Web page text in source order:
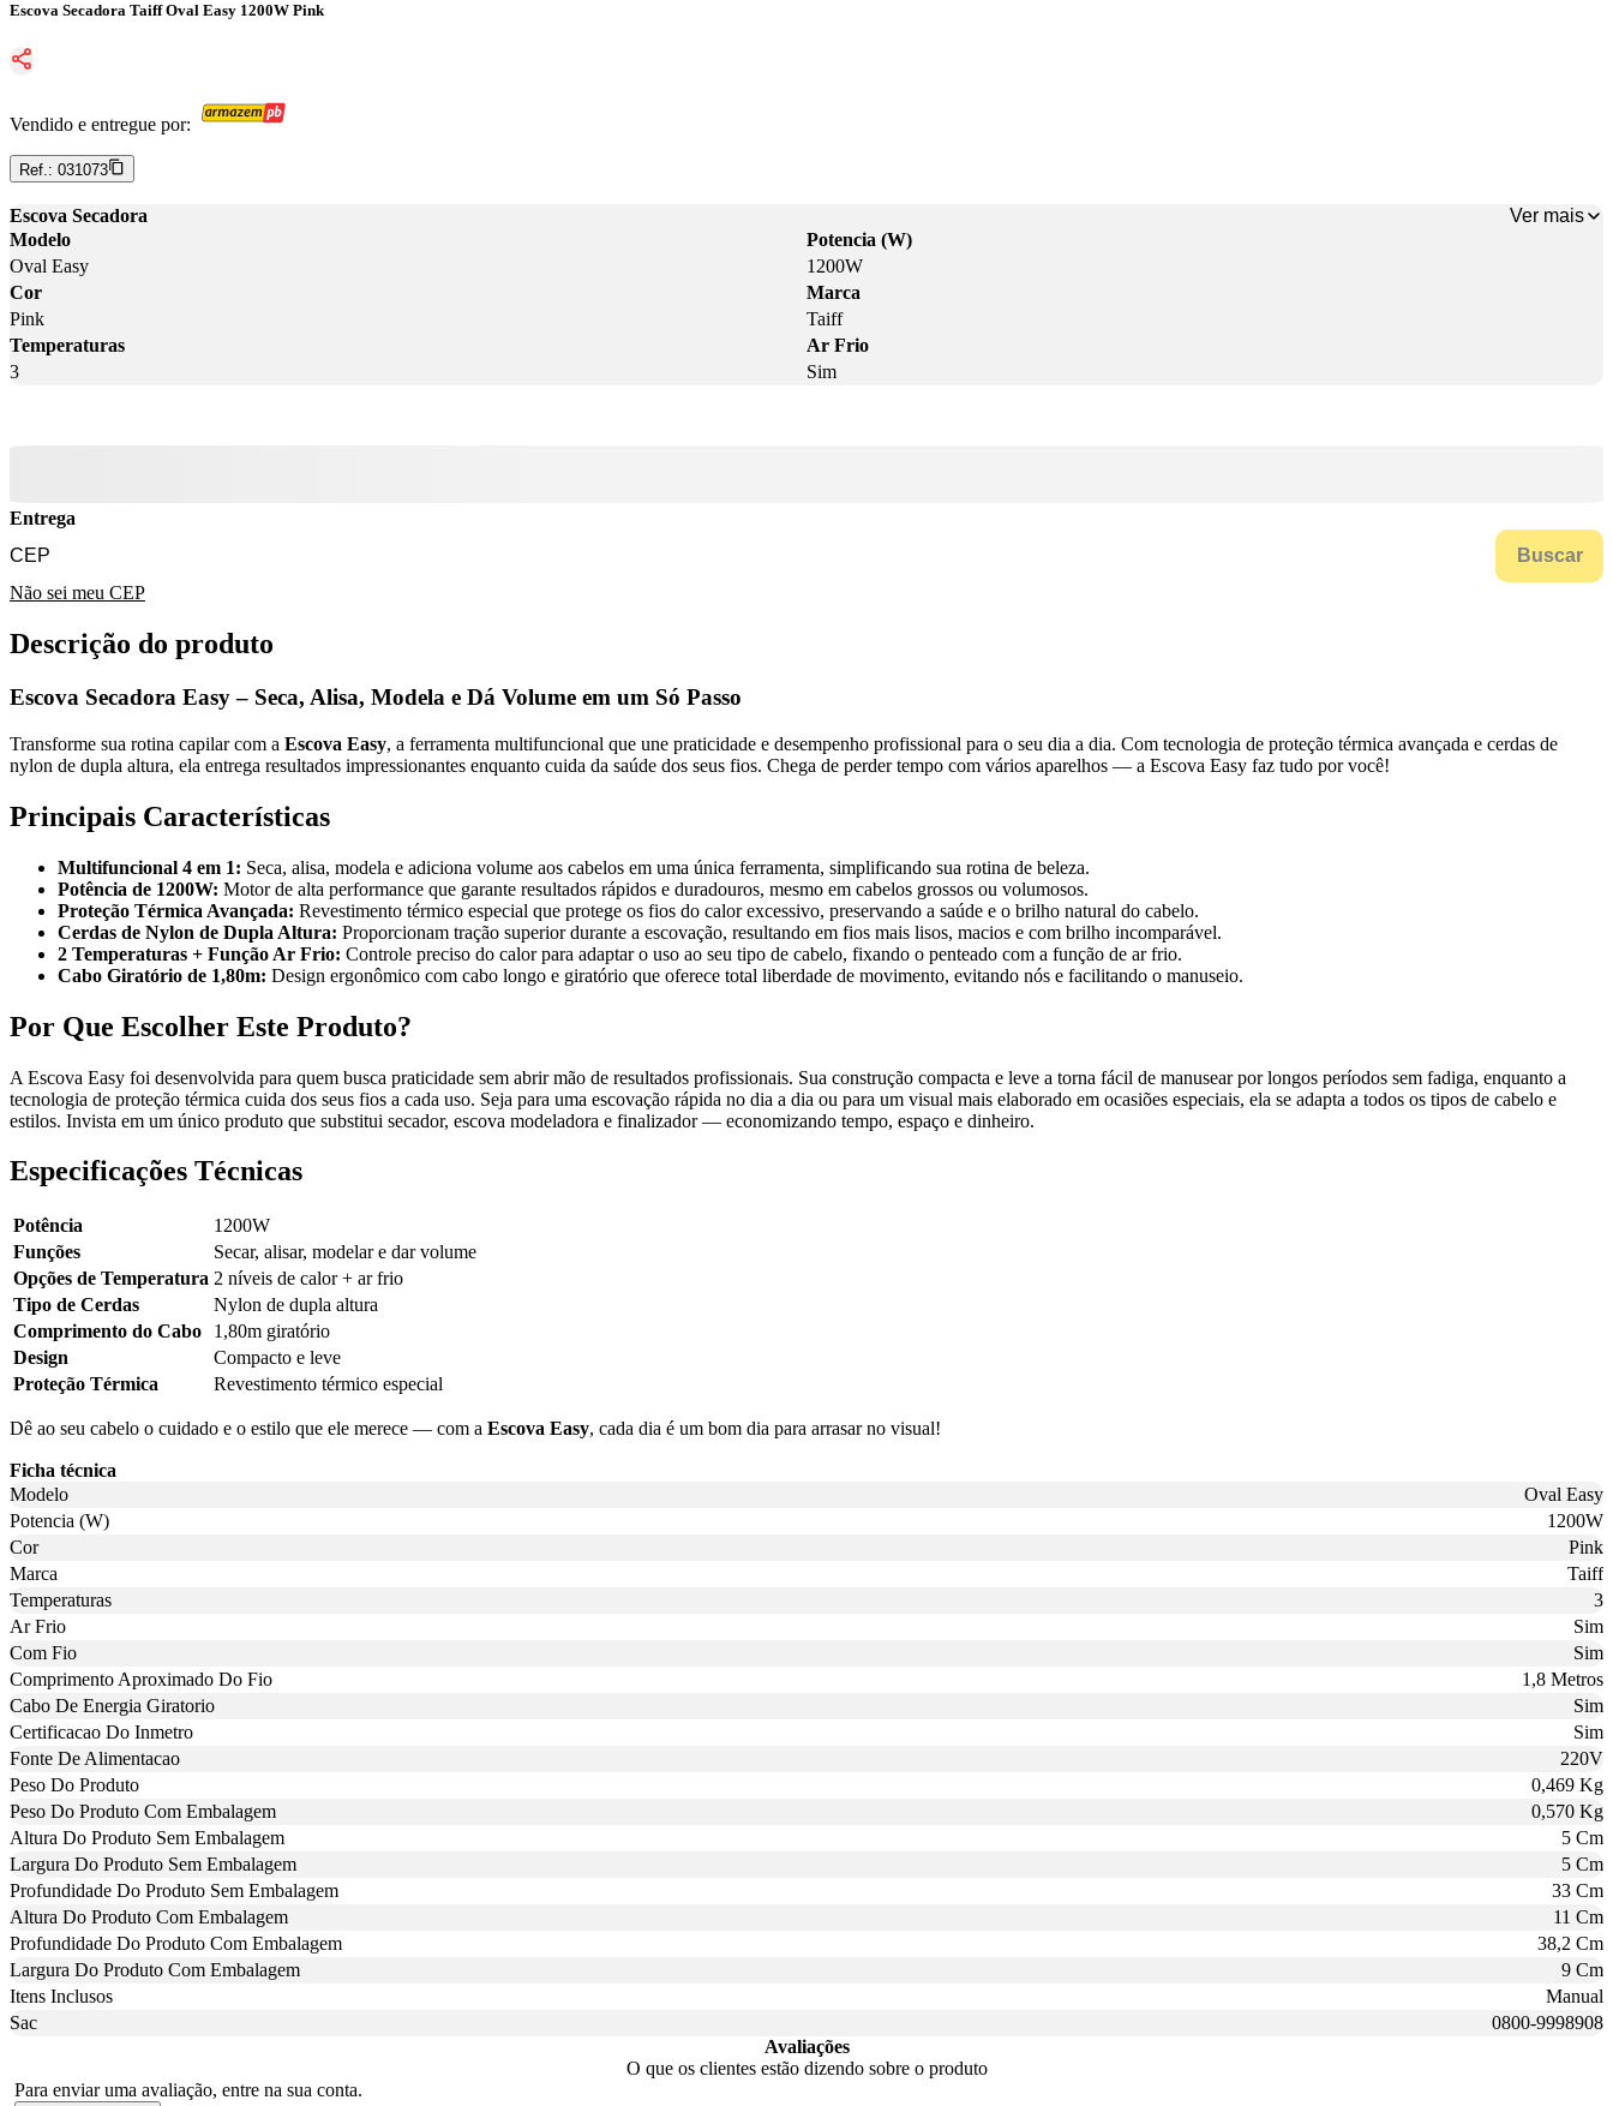
Escova Secadora Taiff Oval Easy 1200W Pink
Vendido e entregue por:
Ref.: 031073
Escova Secadora
Ver mais
Modelo
Oval Easy
Potencia (W)
1200W
Cor
Pink
Marca
Taiff
Temperaturas
3
Ar Frio
Sim
Entrega
Buscar
Não sei meu CEP
Descrição do produto
Escova Secadora Easy – Seca, Alisa, Modela e Dá Volume em um Só Passo
Transforme sua rotina capilar com a Escova Easy, a ferramenta multifuncional que une praticidade e desempenho profissional para o seu dia a dia. Com tecnologia de proteção térmica avançada e cerdas de
nylon de dupla altura, ela entrega resultados impressionantes enquanto cuida da saúde dos seus fios. Chega de perder tempo com vários aparelhos — a Escova Easy faz tudo por você!
Principais Características
Multifuncional 4 em 1: Seca, alisa, modela e adiciona volume aos cabelos em uma única ferramenta, simplificando sua rotina de beleza.
Potência de 1200W: Motor de alta performance que garante resultados rápidos e duradouros, mesmo em cabelos grossos ou volumosos.
Proteção Térmica Avançada: Revestimento térmico especial que protege os fios do calor excessivo, preservando a saúde e o brilho natural do cabelo.
Cerdas de Nylon de Dupla Altura: Proporcionam tração superior durante a escovação, resultando em fios mais lisos, macios e com brilho incomparável.
2 Temperaturas + Função Ar Frio: Controle preciso do calor para adaptar o uso ao seu tipo de cabelo, fixando o penteado com a função de ar frio.
Cabo Giratório de 1,80m: Design ergonômico com cabo longo e giratório que oferece total liberdade de movimento, evitando nós e facilitando o manuseio.
Por Que Escolher Este Produto?
A Escova Easy foi desenvolvida para quem busca praticidade sem abrir mão de resultados profissionais. Sua construção compacta e leve a torna fácil de manusear por longos períodos sem fadiga, enquanto a
tecnologia de proteção térmica cuida dos seus fios a cada uso. Seja para uma escovação rápida no dia a dia ou para um visual mais elaborado em ocasiões especiais, ela se adapta a todos os tipos de cabelo e
estilos. Invista em um único produto que substitui secador, escova modeladora e finalizador — economizando tempo, espaço e dinheiro.
Especificações Técnicas
Potência
1200W
Funções
Secar, alisar, modelar e dar volume
Opções de Temperatura 2 níveis de calor + ar frio
Tipo de Cerdas
Nylon de dupla altura
Comprimento do Cabo
1,80m giratório
Design
Compacto e leve
Proteção Térmica
Revestimento térmico especial
Dê ao seu cabelo o cuidado e o estilo que ele merece — com a Escova Easy, cada dia é um bom dia para arrasar no visual!
Ficha técnica
Modelo
Oval Easy
Potencia (W)
1200W
Cor
Pink
Marca
Taiff
Temperaturas
3
Ar Frio
Sim
Com Fio
Sim
Comprimento Aproximado Do Fio
1,8 Metros
Cabo De Energia Giratorio
Sim
Certificacao Do Inmetro
Sim
Fonte De Alimentacao
220V
Peso Do Produto
0,469 Kg
Peso Do Produto Com Embalagem
0,570 Kg
Altura Do Produto Sem Embalagem
5 Cm
Largura Do Produto Sem Embalagem
5 Cm
Profundidade Do Produto Sem Embalagem
33 Cm
Altura Do Produto Com Embalagem
11 Cm
Profundidade Do Produto Com Embalagem
38,2 Cm
Largura Do Produto Com Embalagem
9 Cm
Itens Inclusos
Manual
Sac
0800-9998908
Avaliações
O que os clientes estão dizendo sobre o produto
Para enviar uma avaliação, entre na sua conta.